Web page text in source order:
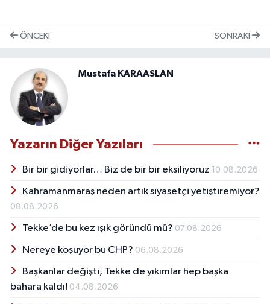
ÖNCEKI SONRAKI
Mustafa KARAASLAN
Yazarın Diğer Yazıları
Bir bir gidiyorlar… Biz de bir bir eksiliyoruz 10.08.2026
Kahramanmaraş neden artık siyasetçi yetiştiremiyor?
08.08.2026
Tekke’de bu kez ışık göründü mü? 07.08.2026
Nereye koşuyor bu CHP? 06.08.2026
Başkanlar değişti, Tekke de yıkımlar hep başka
bahara kaldı! 04.08.2026